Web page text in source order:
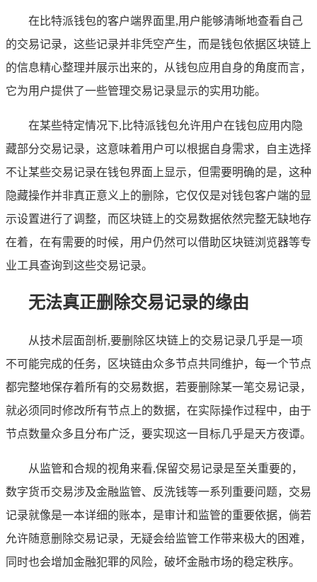
在比特派钱包的客户端界面里,用户能够清晰地查看自己
的交易记录，这些记录并非凭空产生，而是钱包依据区块链上
的信息精心整理并展示出来的，从钱包应用自身的角度而言，
它为用户提供了一些管理交易记录显示的实用功能。
在某些特定情况下,比特派钱包允许用户在钱包应用内隐
藏部分交易记录，这意味着用户可以根据自身需求，自主选择
不让某些交易记录在钱包界面上显示，但需要明确的是，这种
隐藏操作并非真正意义上的删除，它仅仅是对钱包客户端的显
示设置进行了调整，而区块链上的交易数据依然完整无缺地存
在着，在有需要的时候，用户仍然可以借助区块链浏览器等专
业工具查询到这些交易记录。
无法真正删除交易记录的缘由
从技术层面剖析,要删除区块链上的交易记录几乎是一项
不可能完成的任务，区块链由众多节点共同维护，每一个节点
都完整地保存着所有的交易数据，若要删除某一笔交易记录，
就必须同时修改所有节点上的数据，在实际操作过程中，由于
节点数量众多且分布广泛，要实现这一目标几乎是天方夜谭。
从监管和合规的视角来看,保留交易记录是至关重要的，
数字货币交易涉及金融监管、反洗钱等一系列重要问题，交易
记录就像是一本详细的账本，是审计和监管的重要依据，倘若
允许随意删除交易记录，无疑会给监管工作带来极大的困难，
同时也会增加金融犯罪的风险，破坏金融市场的稳定秩序。